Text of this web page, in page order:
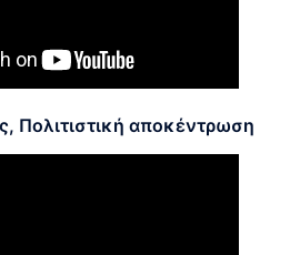
Πολιτιστική αποκέντρωση